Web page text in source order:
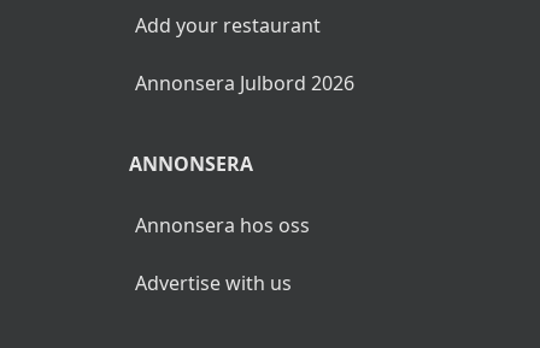
Add your restaurant
Annonsera Julbord 2026
ANNONSERA
Annonsera hos oss
Advertise with us